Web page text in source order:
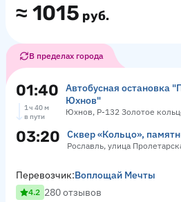
≈ 1015 руб.
В пределах города
01:40
Автобусная остановка
Юхнов"
Юхнов, Р-132 Золотое
1 ч 40 м
в пути
03:20 Сквер «‎Кольцо»,
Рославль, улица
Перевозчик:Воплощай Мечты
4.2 280 отзывов